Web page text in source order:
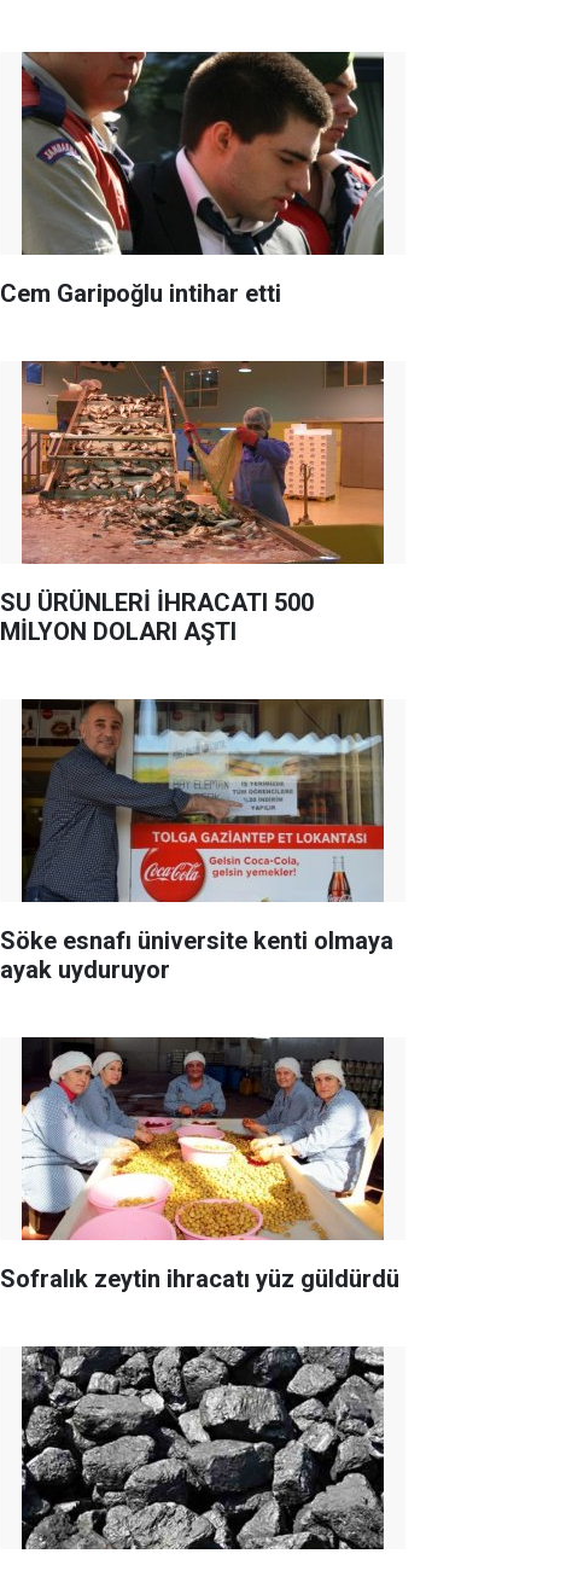
Cem Garipoğlu intihar etti
SU ÜRÜNLERİ İHRACATI 500
MİLYON DOLARI AŞTI
Söke esnafı üniversite kenti olmaya
ayak uyduruyor
Sofralık zeytin ihracatı yüz güldürdü